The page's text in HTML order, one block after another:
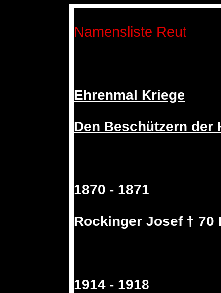
Namensliste Reut
Ehrenmal Kriege
Den Beschützern der
1870 - 1871
Rockinger Josef † 70
1914 - 1918